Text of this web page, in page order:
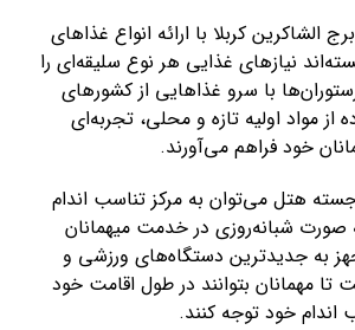
الشاکرین کربلا با ارائه انواع غذاهای
نیازهای غذایی هر نوع سلیقه‌ای را
با سرو غذاهایی از کشورهای
از مواد اولیه تازه و محلی، تجربه‌ای
خود فراهم می‌آورند.
هتل می‌توان به مرکز تناسب اندام
صورت شبانه‌روزی در خدمت میهمانان
به جدیدترین دستگاه‌های ورزشی و
تا مهمانان بتوانند در طول اقامت خود
خود توجه کنند.